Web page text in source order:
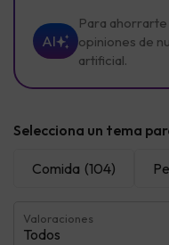
AI
Para
opiniones de
artificial.
Selecciona un tema
Comida (104)
Valoraciones
Todos